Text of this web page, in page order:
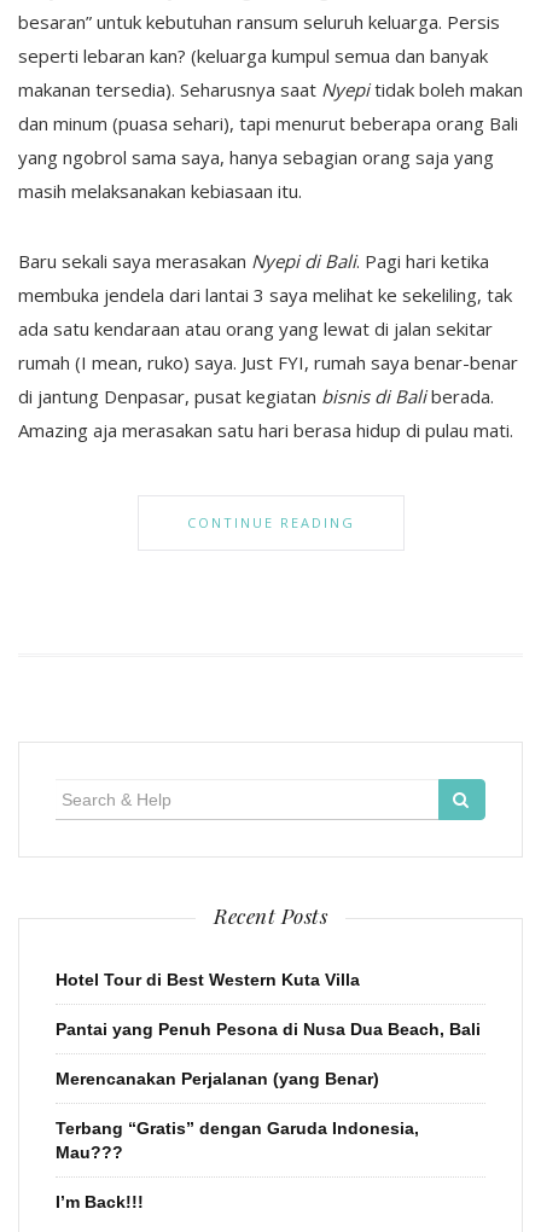
besaran” untuk kebutuhan ransum seluruh keluarga. Persis
seperti lebaran kan? (keluarga kumpul semua dan banyak
makanan tersedia). Seharusnya saat Nyepitidak boleh makan
dan minum (puasa sehari), tapi menurut beberapa orang Bali
yang ngobrol sama saya, hanya sebagian orang saja yang
masih melaksanakan kebiasaan itu.
Baru sekali saya merasakan Nyepi di Bali. Pagi hari ketika
membuka jendela dari lantai 3 saya melihat ke sekeliling, tak
ada satu kendaraan atau orang yang lewat di jalan sekitar
rumah (I mean, ruko) saya. Just FYI, rumah saya benar-benar
di jantung Denpasar, pusat kegiatan bisnis di Baliberada.
Amazing aja merasakan satu hari berasa hidup di pulau mati.
CONTINUE READING
for:
Recent Posts
Hotel Tour di Best Western Kuta Villa
Pantai yang Penuh Pesona di Nusa Dua Beach, Bali
Merencanakan Perjalanan (yang Benar)
Terbang “Gratis” dengan Garuda Indonesia,
Mau???
I’m Back!!!